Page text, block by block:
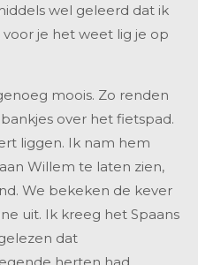
wel geleerd dat ik
je het weet lig je op
moois. Zo renden
over het fietspad.
liggen. Ik nam hem
Willem te laten zien,
We bekeken de kever
uit. Ik kreeg het Spaans
dat
herten had